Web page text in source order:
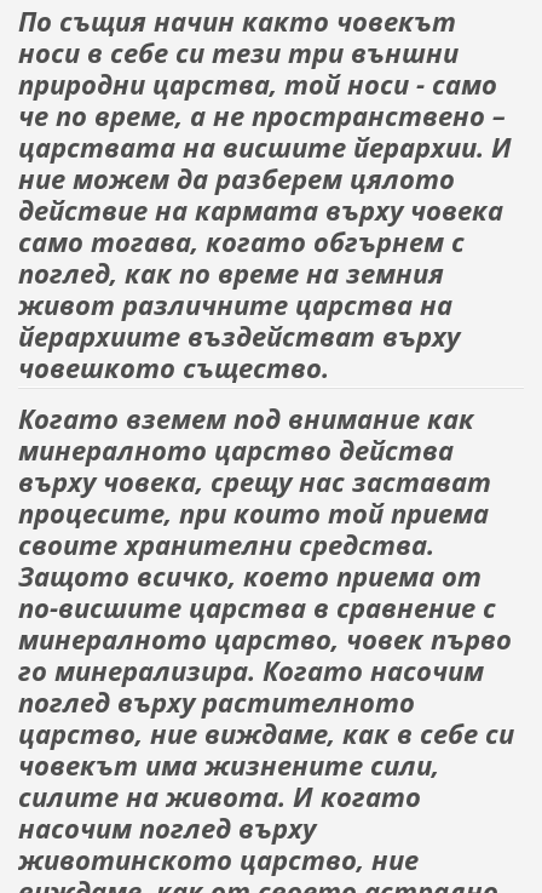
По същия начин както човекът
носи в себе си тези три външни
природни царства, той носи - само
че по време, а не пространствено –
царствата на висшите йерархии. И
ние можем да разберем цялото
действиена кармата върху човека
само тогава, когато обгърнем с
поглед, как по време на земния
живот различните царства на
йерархиите въздействат върху
човешкото същество.
Когато вземем под внимание как
минералното царство действа
върхучовека, срещу нас застават
процесите, прикоито той приема
своите хранителни средства.
Защото всичко, което приема от
по-висшите царства в сравнение с
минералното царство, човек първо
го минерализира. Когато насочим
поглед върху растителното
царство, ние виждаме, как в себе си
човекът има жизнените сили,
силите на живота. И когато
насочим поглед върху
животинското царство, ние